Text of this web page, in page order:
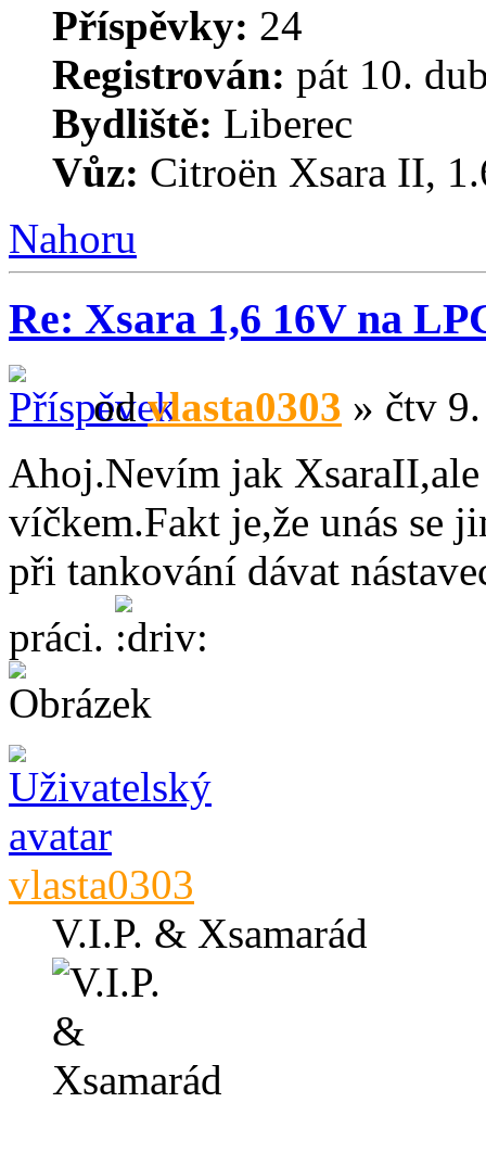
Příspěvky: 24
Registrován: pát 10.
Bydliště: Liberec
Vůz: Citroën Xsara II,
Nahoru
Re: Xsara 1,6 16V na
odvlasta0303 » čtv
Ahoj.Nevím jak
víčkem.Fakt je,že unás se
při tankování dávat
práci.
vlasta0303
V.I.P. & Xsamarád